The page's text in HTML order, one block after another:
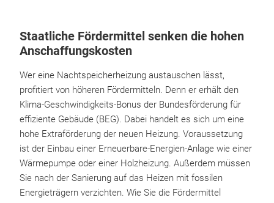
Staatliche Fördermittel senken die hohen
Anschaffungskosten
Wer eine Nachtspeicherheizung austauschen lässt,
profitiert von höheren Fördermitteln. Denn er erhält den
Klima-Geschwindigkeits-Bonus der Bundesförderung für
effiziente Gebäude (BEG). Dabei handelt es sich um eine
hohe Extraförderung der neuen Heizung. Voraussetzung
ist der Einbau einer Erneuerbare-Energien-Anlage wie einer
Wärmepumpe oder einer Holzheizung. Außerdem müssen
Sie nach der Sanierung auf das Heizen mit fossilen
Energieträgern verzichten. Wie Sie die Fördermittel